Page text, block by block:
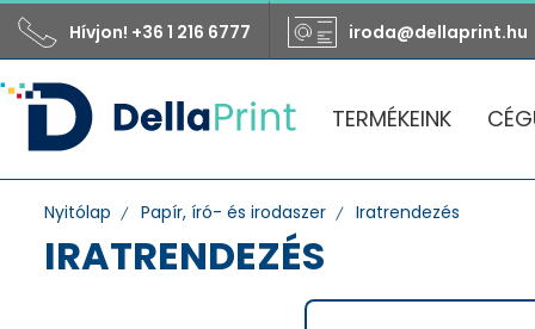
Hívjon! +36 1 216 6777 iroda@dellaprint.hu
TERMÉKEINK
Nyitólap Papír, író- és irodaszer Iratrendezés
IRATRENDEZÉS